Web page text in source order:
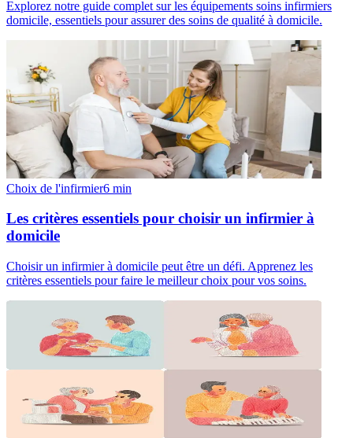
Explorez notre guide complet sur les équipements soins infirmiers
domicile, essentiels pour assurer des soins de qualité à domicile.
Choix de l'infirmier6 min
Les critères essentiels pour choisir un infirmier à
domicile
Choisir un infirmier à domicile peut être un défi. Apprenez les
critères essentiels pour faire le meilleur choix pour vos soins.